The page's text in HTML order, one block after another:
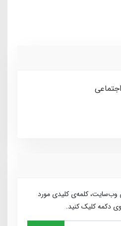
کلمه‌ی کلیدی مورد
دکمه کلیک کنید.